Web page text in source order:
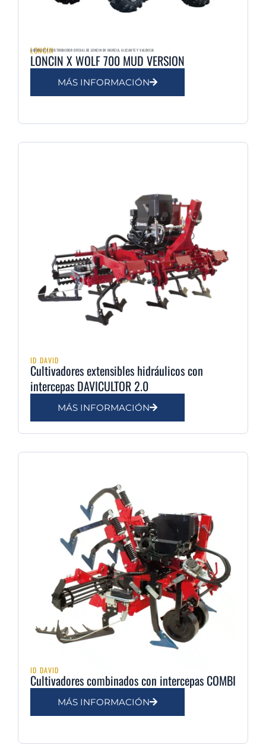
LONCIN
AGRIMULSA | DISTRIBUIDOR OFICIAL DE LONCIN EN MURCIA, ALICANTE Y VALENCIA
LONCIN X WOLF 700 MUD VERSION
MÁS INFORMACIÓN
ID DAVID
Cultivadores extensibles hidráulicos con
intercepas DAVICULTOR 2.0
MÁS INFORMACIÓN
ID DAVID
Cultivadores combinados con intercepas COMBI
MÁS INFORMACIÓN